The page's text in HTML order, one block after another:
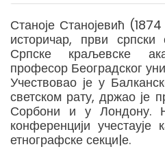
Станоје Станојевић
историчар, први српски
Српске краљевске
професор Београдског
Учествовао је у
светском рату, држао је
Сорбони и у Лондону.
конференцији
етнографске секци|е.